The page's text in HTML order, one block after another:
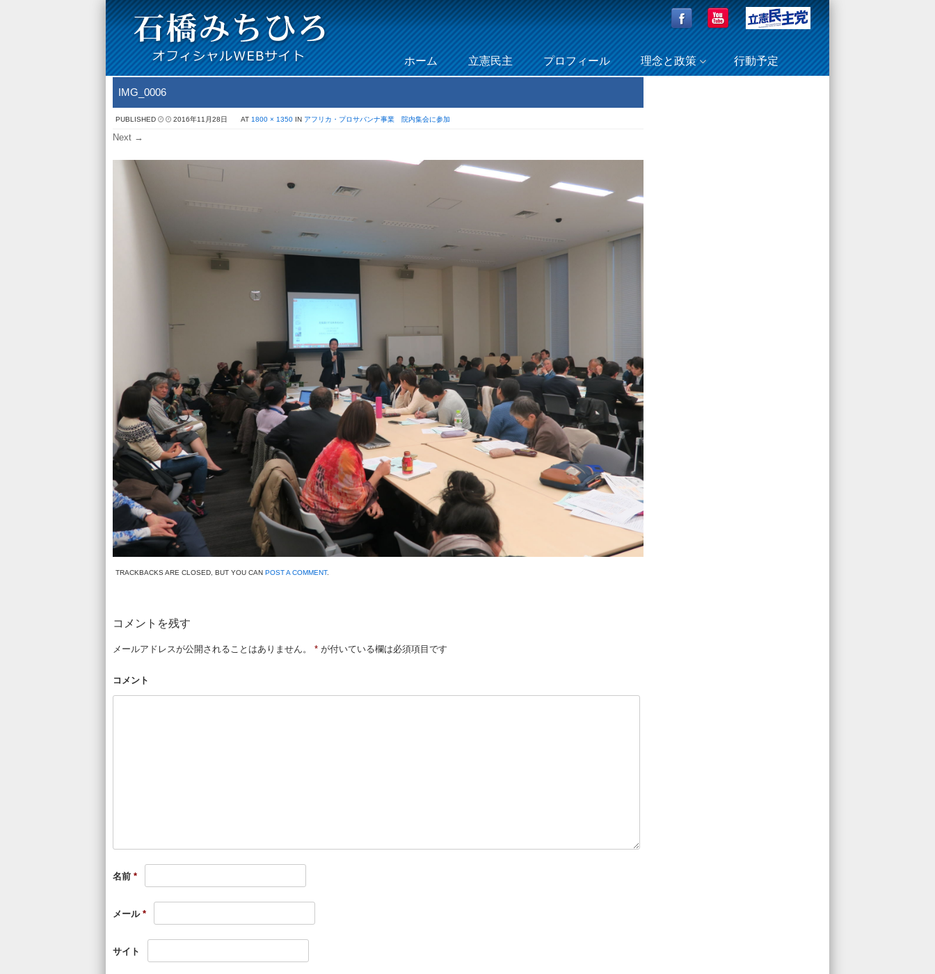
Menu
Skip to content
ホーム 立憲民主 プロフィール 理念と政策 行動予定
IMG_0006
PUBLISHED 2016年11月28日 AT 1800 × 1350 IN アフリカ・プロサバンナ事業 院内集会に参加
Next →
TRACKBACKS ARE CLOSED, BUT YOU CAN POST A COMMENT.
コメントを残す
メールアドレスが公開されることはありません。 * が付いている欄は必須項目です
コメント
名前 *
メール *
サイト